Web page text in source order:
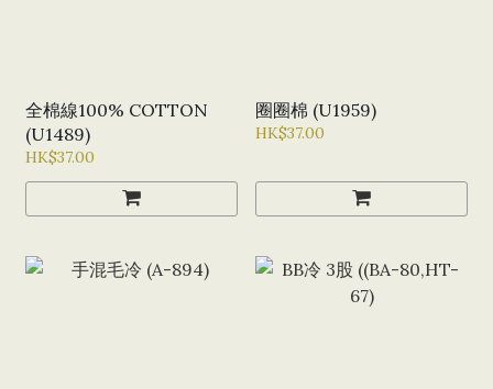
全棉線100% COTTON
(U1489)
HK$37.00
圈圈棉 (U1959)
HK$37.00